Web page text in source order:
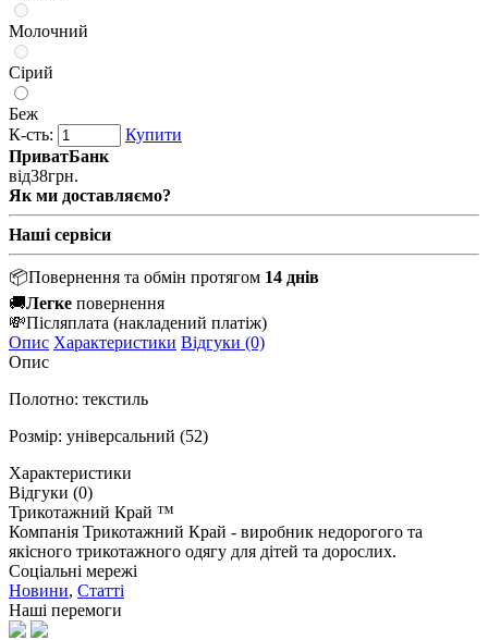
Молочний
Сірий
Беж
К-сть:
Купити
ПриватБанк
від38грн.
Як ми доставляємо?
Наші сервіси
📦Повернення та обмін протягом 14 днів
🚚Легке повернення
💸Післяплата (накладений платіж)
Опис Характеристики Відгуки (0)
Опис
Полотно: текстиль
Розмір: універсальний (52)
Характеристики
Відгуки (0)
Трикотажний Край ™
Компанія Трикотажний Край - виробник недорогого та
якісного трикотажного одягу для дітей та дорослих.
Соціальні мережі
Новини, Статті
Наші перемоги